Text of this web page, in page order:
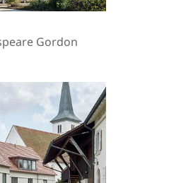
Gordon